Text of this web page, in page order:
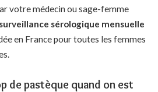
votre médecin ou sage-femme
sérologique mensuelle
en France pour toutes les femmes
de pastèque quand on est